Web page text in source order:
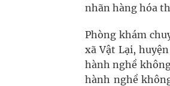
nhãn hàng hóa
Phòng khám
xã Vật Lại,
hành nghề
hành nghề